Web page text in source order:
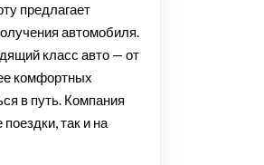
предлагает
автомобиля.
класс авто — от
комфортных
в путь. Компания
так и на